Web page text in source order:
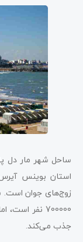
ساحل شهر مار دل
استان بوینس آیرس
زوج‌های جوان است.
جذب می‌کند.